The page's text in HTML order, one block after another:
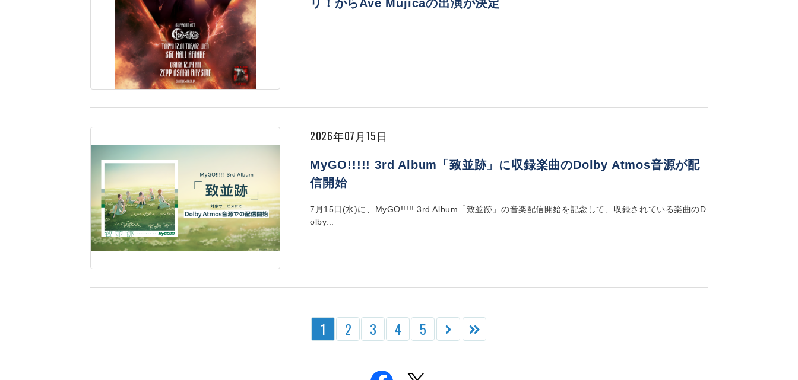
リ！からAve Mujicaの出演が決定
2026年07月15日
MyGO!!!!! 3rd Album「致並跡」に収録楽曲のDolby Atmos音源が配
信開始
7月15日(水)に、MyGO!!!!! 3rd Album「致並跡」の音楽配信開始を記念して、収録されている楽曲のD
olby...
1 2 3 4 5